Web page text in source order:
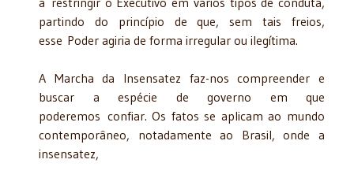
partindo do princípio de que, sem tais freios,
esse Poder agiria de forma irregular ou ilegítima.
A Marcha da Insensatez faz-nos compreender e
buscar a espécie de governo em que
poderemos confiar. Os fatos se aplicam ao mundo
contemporâneo, notadamente ao Brasil, onde a
insensatez,